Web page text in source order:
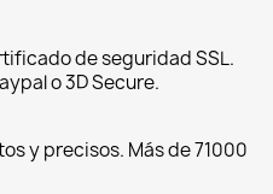
de seguridad SSL.
o 3D Secure.
y precisos. Más de 71000